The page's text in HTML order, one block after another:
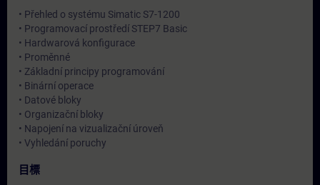
• Přehled o systému Simatic S7-1200
• Programovací prostředí STEP7 Basic
• Hardwarová konfigurace
• Proměnné
• Základní principy programování
• Binární operace
• Datové bloky
• Organizační bloky
• Napojení na vizualizační úroveň
• Vyhledání poruchy
目標